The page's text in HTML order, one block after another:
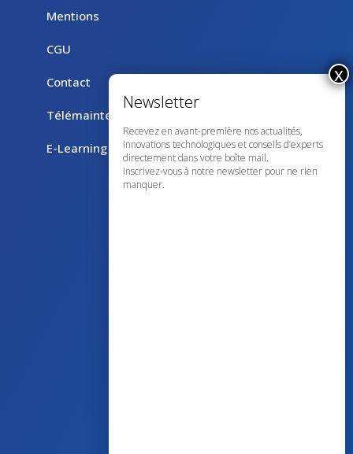
Mentions
CGU
Contact
Télémaintenance avec TeamViewer
E-Learning
Recevez en avant-première nos actualités,
innovations technologiques et conseils d’experts
directement dans votre boîte mail.
Inscrivez-vous à notre newsletter pour ne rien
manquer.